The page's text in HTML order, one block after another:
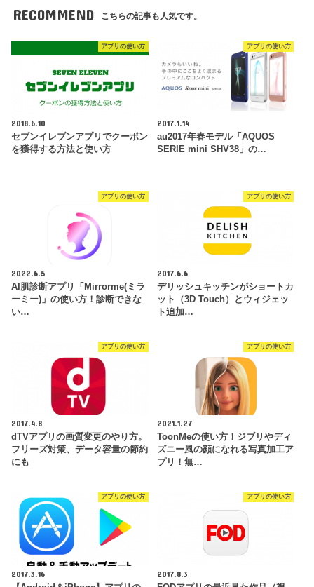
RECOMMEND こちらの記事も人気です。
アプリの使い方
2018.6.10
セブンイレブンアプリでクーポン
を獲得する方法と使い方
アプリの使い方
2017.1.14
au2017年春モデル「AQUOS
SERIE mini SHV38」の…
アプリの使い方
2022.6.5
AI肌診断アプリ「Mirrorme(ミラ
ーミー)」の使い方！診断できな
い…
アプリの使い方
2017.6.6
デリッシュキッチンがショートカ
ット（3D Touch）とウィジェッ
ト追加…
アプリの使い方
2017.4.8
dTVアプリの画質変更のやり方。
フリーズ対策、データ容量の節約
にも
アプリの使い方
2021.1.27
ToonMeの使い方！ジブリやディ
ズニー風の顔になれる写真加工ア
プリ！無…
アプリの使い方
2017.3.16
アプリの使い方
2017.8.3